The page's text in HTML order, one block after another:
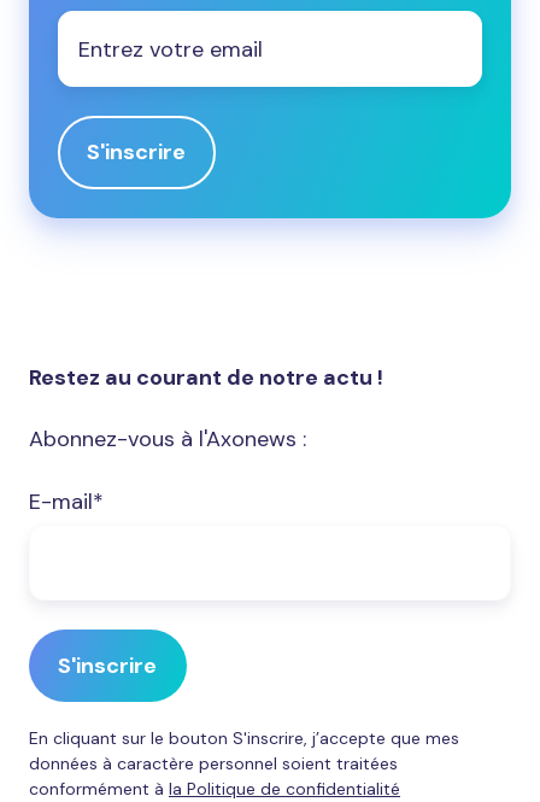
Email
Restez au courant de notre actu !
Abonnez-vous à l'Axonews :
E-mail*
En cliquant sur le bouton S'inscrire, j’accepte que mes
données à caractère personnel soient traitées
conformément à la Politique de confidentialité